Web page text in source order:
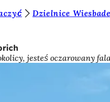
Dzielnice
jesteś oczarowany